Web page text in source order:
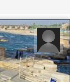
ز.ر